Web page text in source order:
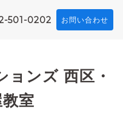
501-0202 お問い合わせ
ョンズ 西区・
室